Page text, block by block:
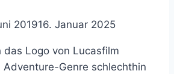
201916. Januar 2025
das Logo von Lucasfilm
Adventure-Genre schlechthin